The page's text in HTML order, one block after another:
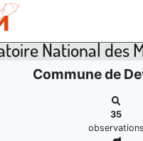
National des
Commune de
35
observations